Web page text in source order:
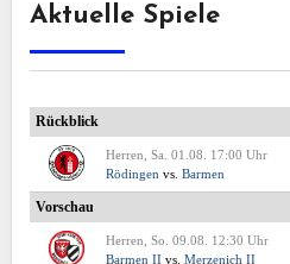
Aktuelle Spiele